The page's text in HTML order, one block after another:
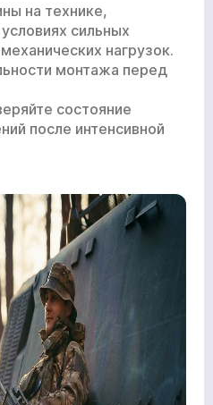
на технике,
сильных
нагрузок.
монтажа перед
состояние
после интенсивной